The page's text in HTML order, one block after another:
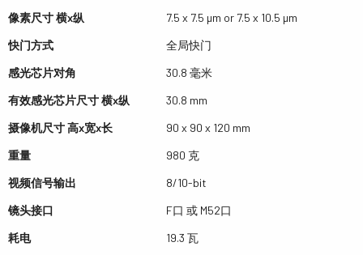
像素尺寸 横x纵
7.5 x 7.5 µm or 7.5 x 10.5 µm
快门方式
全局快门
感光芯片对角
30.8 毫米
有效感光芯片尺寸 横x纵
30.8 mm
摄像机尺寸 高x宽x长
90 x 90 x 120 mm
重量
980 克
视频信号输出
8/10-bit
镜头接口
F口 或 M52口
耗电
19.3 瓦